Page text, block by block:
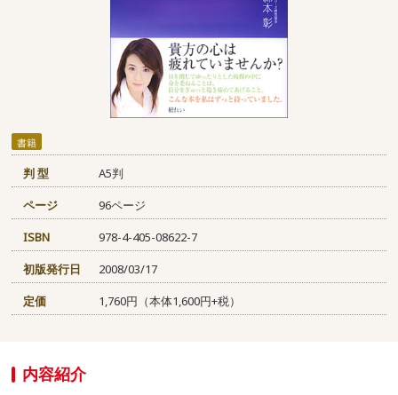
書籍
判 型
A5判
ページ
96ページ
ISBN
978-4-405-08622-7
初版発行日
2008/03/17
定価
1,760円（本体1,600円+税）
内容紹介